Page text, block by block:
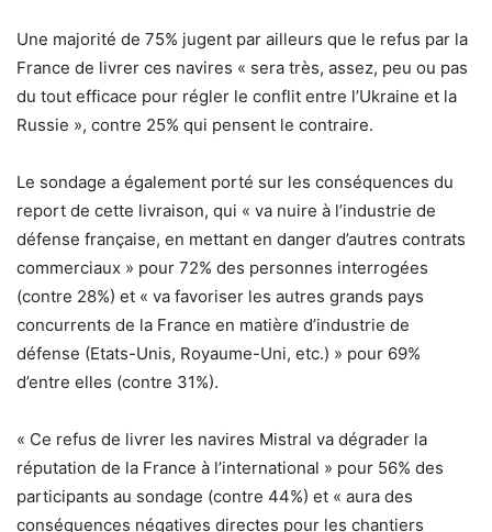
Une majorité de 75% jugent par ailleurs que le refus par la
France de livrer ces navires « sera très, assez, peu ou pas
du tout efficace pour régler le conflit entre l’Ukraine et la
Russie », contre 25% qui pensent le contraire.
Le sondage a également porté sur les conséquences du
report de cette livraison, qui « va nuire à l’industrie de
défense française, en mettant en danger d’autres contrats
commerciaux » pour 72% des personnes interrogées
(contre 28%) et « va favoriser les autres grands pays
concurrents de la France en matière d’industrie de
défense (Etats-Unis, Royaume-Uni, etc.) » pour 69%
d’entre elles (contre 31%).
« Ce refus de livrer les navires Mistral va dégrader la
réputation de la France à l’international » pour 56% des
participants au sondage (contre 44%) et « aura des
conséquences négatives directes pour les chantiers